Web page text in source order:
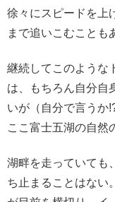
徐々にスピードを上
まで追いこむことも
継続してこのような
は、もちろん自分自
いが（自分で言うか
ここ富士五湖の自然
湖畔を走っていても
ち止まることはない